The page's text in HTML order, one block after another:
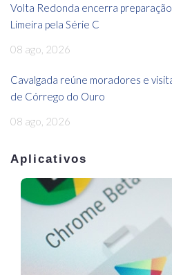
Volta Redonda encerra
Limeira pela Série C
08 ago, 2026
Cavalgada reúne moradores e
de Córrego do Ouro
08 ago, 2026
Aplicativos